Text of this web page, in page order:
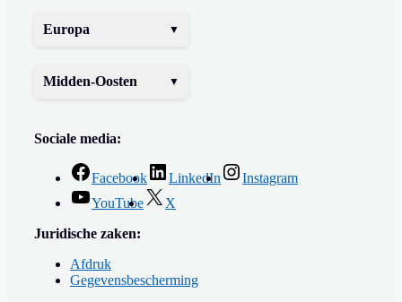
Europa
Midden-Oosten
Sociale media:
Facebook LinkedIn
Instagram
YouTube
X
Juridische zaken:
Afdruk
Gegevensbescherming